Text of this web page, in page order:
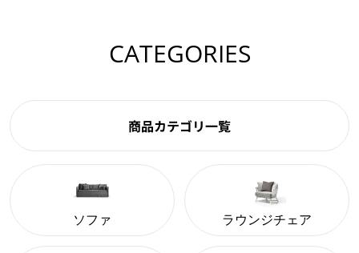
CATEGORIES
商品カテゴリ一覧
ソファ ラウンジチェア